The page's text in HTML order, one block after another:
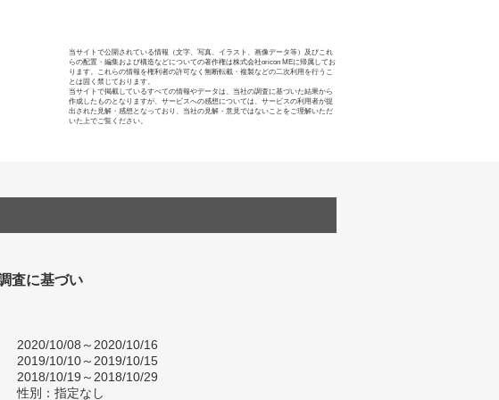
当サイトで公開されている情報（文字、写真、イラスト、画像データ等）及びこれ
らの配置・編集および構造などについての著作権は株式会社oricon MEに帰属してお
ります。これらの情報を権利者の許可なく無断転載・複製などの二次利用を行うこ
とは固く禁じております。
当サイトで掲載しているすべての情報やデータは、当社の調査に基づいた結果から
作成したものとなりますが、サービスへの感想については、サービスの利用者が提
出された見解・感想となっており、当社の見解・意見ではないことをご理解いただ
いた上でご覧ください。
査に基づい
2020/10/08～2020/10/16
2019/10/10～2019/10/15
2018/10/19～2018/10/29
性別：指定なし